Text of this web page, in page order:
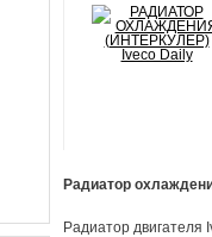
Радиатор
Радиатор двигателя